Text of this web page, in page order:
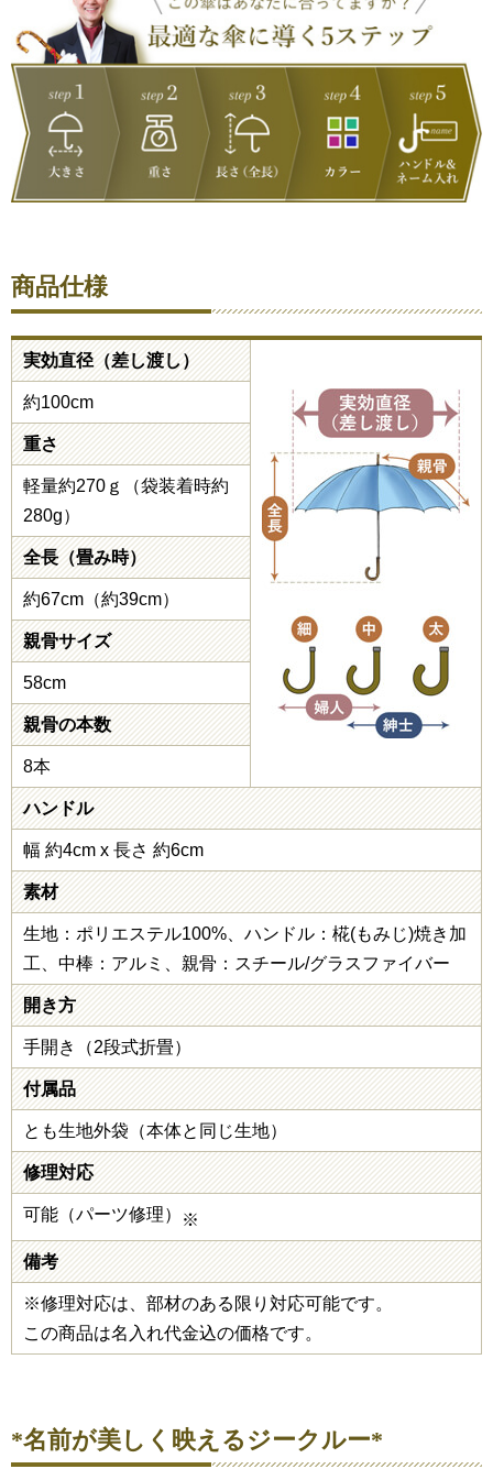
商品仕様
実効直径（差し渡し）
約100cm
重さ
軽量約270ｇ（袋装着時約
280g）
全長（畳み時）
約67cm（約39cm）
親骨サイズ
58cm
親骨の本数
8本
ハンドル
幅 約4cm x 長さ 約6cm
素材
生地：ポリエステル100%、ハンドル：椛(もみじ)焼き加
工、中棒：アルミ、親骨：スチール/グラスファイバー
開き方
手開き（2段式折畳）
付属品
とも生地外袋（本体と同じ生地）
修理対応
可能（パーツ修理） ※
備考
※修理対応は、部材のある限り対応可能です。
この商品は名入れ代金込の価格です。
*名前が美しく映えるジークルー*